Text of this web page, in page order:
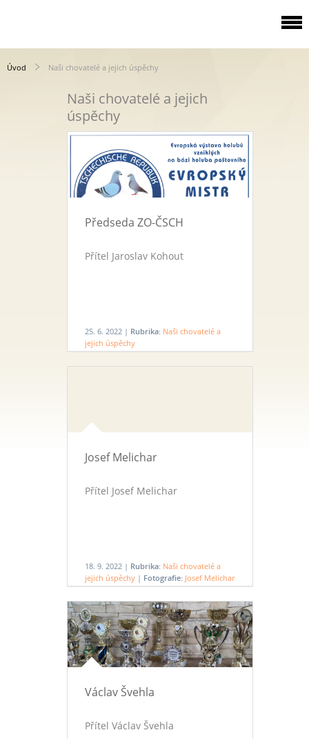
Úvod Naši chovatelé a jejich úspěchy
Naši chovatelé a jejich
úspěchy
Předseda ZO-ČSCH
Přítel Jaroslav Kohout
25. 6. 2022 | Rubrika: Naši chovatelé a
jejich úspěchy
Josef Melichar
Přítel Josef Melichar
18. 9. 2022 | Rubrika: Naši chovatelé a
jejich úspěchy | Fotografie: Josef Melichar
Václav Švehla
Přítel Václav Švehla